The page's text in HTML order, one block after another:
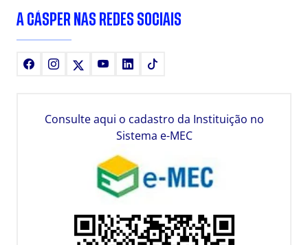
A CÁSPER NAS REDES SOCIAIS
FacebookInstagram YoutubeLinkedIn
Consulte aqui o cadastro da Instituição no
Sistema e-MEC